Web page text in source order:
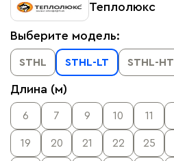
Теплолюкс
Выберите модель:
STHL STHL-LT STHL-HT
Длина (м)
6 7 9 10 11
19 20 21 22 25